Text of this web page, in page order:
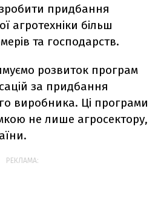
придбання
агротехніки більш
та господарств.
розвиток програм
за придбання
виробника. Ці програми
не лише агросектору,
РЕКЛАМА: